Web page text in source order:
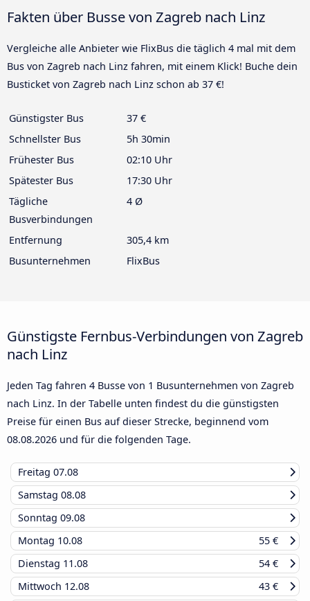
Fakten über Busse von Zagreb nach Linz
Vergleiche alle Anbieter wie FlixBus die täglich 4 mal mit dem
Bus von Zagreb nach Linz fahren, mit einem Klick! Buche dein
Busticket von Zagreb nach Linz schon ab 37 €!
Günstigster Bus
37 €
Schnellster Bus
5h 30min
Frühester Bus
02:10 Uhr
Spätester Bus
17:30 Uhr
Tägliche
Busverbindungen
4 Ø
Entfernung
305,4 km
Busunternehmen
FlixBus
Günstigste Fernbus-Verbindungen von Zagreb
nach Linz
Jeden Tag fahren 4 Busse von 1 Busunternehmen von Zagreb
nach Linz. In der Tabelle unten findest du die günstigsten
Preise für einen Bus auf dieser Strecke, beginnend vom
08.08.2026 und für die folgenden Tage.
Freitag 07.08
Samstag 08.08
Sonntag 09.08
Montag 10.08
55 €
Dienstag 11.08
54 €
Mittwoch 12.08
43 €